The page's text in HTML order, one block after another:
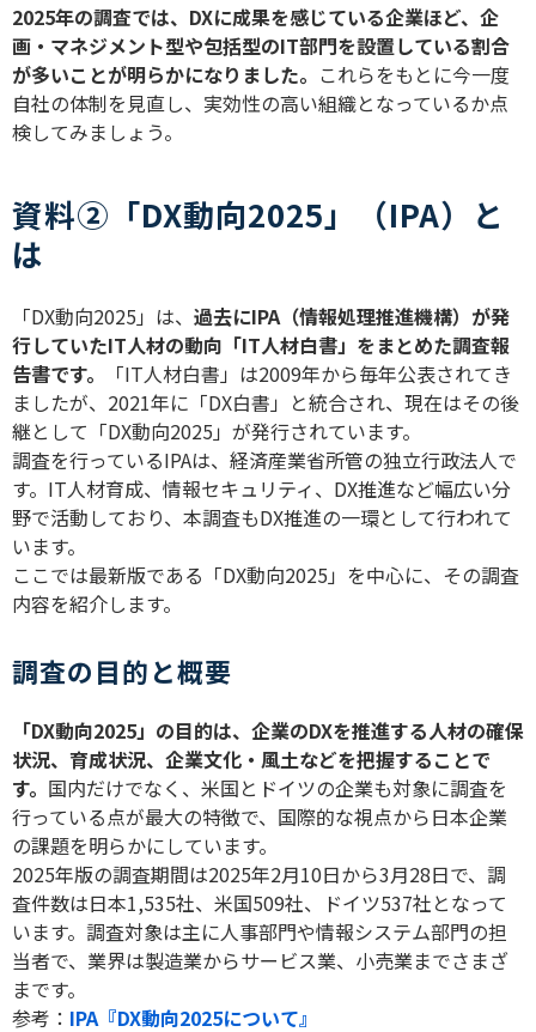
2025年の調査では、 DXに成果を感じている企業ほど、企
画・マネジメント型や包括型のIT部門を設置している割合
が多いことが明らかになりました。 これらをもとに今一度
自社の体制を見直し、実効性の高い組織となっているか点
検してみましょう。
資料②「DX動向2025」（IPA）と
は
「DX動向2025 」は、 過去にIPA （情報処理推進機構）が発
行していたIT人材の動向「IT人材白書」をまとめた調査報
告書です。
「IT人材白書」は2009年から毎年公表されてき
ましたが、 2021年に「DX白書」と統合され、現在はその後
継として「DX動向2025 」が発行されています。
調査を行っているIPAは、経済産業省所管の独立行政法人で
す。 IT人材育成、情報セキュリティ、 DX推進など幅広い分
野で活動しており、本調査もDX推進の一環として行われて
います。
ここでは最新版である「DX動向2025 」を中心に、その調査
内容を紹介します。
調査の目的と概要
「DX動向2025」の目的は、企業のDXを推進する人材の確保
状況、育成状況、企業文化・風土などを把握することで
す。 国内だけでなく、米国とドイツの企業も対象に調査を
行っている点が最大の特徴で、国際的な視点から日本企業
の課題を明らかにしています。
2025年版の調査期間は2025年2月10日から3月28日で、調
査件数は日本1,535社、米国509社、ドイツ537社となって
います。調査対象は主に人事部門や情報システム部門の担
当者で、業界は製造業からサービス業、小売業までさまざ
まです。
参考： IPA『DX動向2025について』